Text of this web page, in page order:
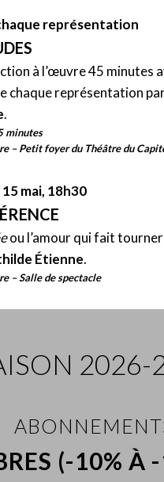
/ Un Familier / Un Consul
/ Un Familier / Un Tribun
Roubet
/ Un Familier
représentation
à l’œuvre 45 minutes
chaque représentation
.
minutes
– Petit foyer du Théâtre du
mai, 18h30
ou l’amour qui fait tourner
Étienne.
–Salle de spectacle
2026-
(-10% À